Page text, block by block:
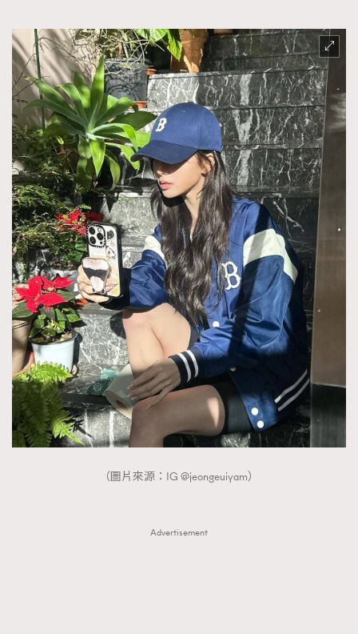
（圖片來源：IG @jeongeuiyam）
Advertisement